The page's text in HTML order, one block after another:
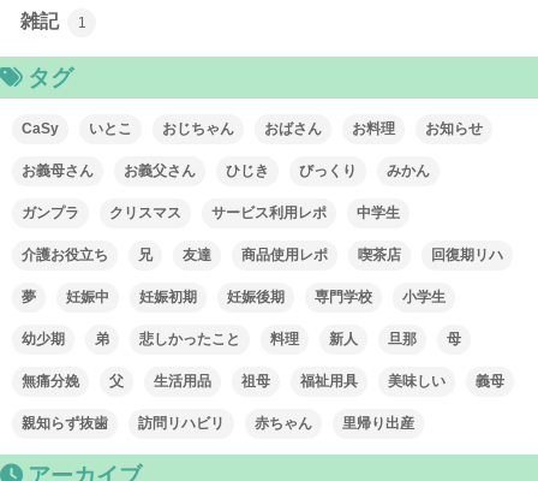
雑記 1
タグ
CaSy いとこ おじちゃん おばさん お料理 お知らせ
お義母さん お義父さん ひじき びっくり みかん
ガンプラ クリスマス サービス利用レポ 中学生
介護お役立ち 兄 友達 商品使用レポ 喫茶店 回復期リハ
夢 妊娠中 妊娠初期 妊娠後期 専門学校 小学生
幼少期 弟 悲しかったこと 料理 新人 旦那 母
無痛分娩 父 生活用品 祖母 福祉用具 美味しい 義母
親知らず抜歯 訪問リハビリ 赤ちゃん 里帰り出産
アーカイブ